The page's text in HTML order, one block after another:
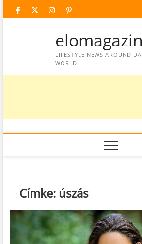
facebooktwitter
instagram
googleplus
pinterest
elomagazin
LIFESTYLE NEWS AROUND DA
WORLD
Címke: úszás